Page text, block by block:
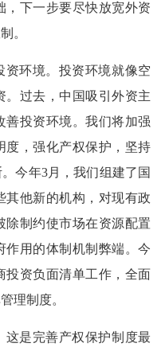
，下一步要尽快放宽外资
。
环境。投资环境就像空
。过去，中国吸引外资主
善投资环境。我们将加强
度，强化产权保护，坚持
今年3月，我们组建了国
其他新的机构，对现有政
除制约使市场在资源配置
作用的体制机制弊端。今
资负面清单工作，全面
理制度。
是完善产权保护制度最